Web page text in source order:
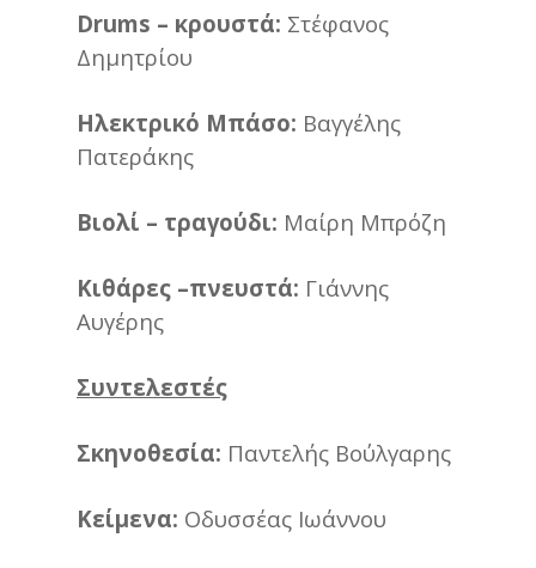
Drums – κρουστά: Στέφανος
Δημητρίου
Ηλεκτρικό Μπάσο: Βαγγέλης
Πατεράκης
Βιολί – τραγούδι: Μαίρη Μπρόζη
Κιθάρες –πνευστά: Γιάννης
Αυγέρης
Συντελεστές
Σκηνοθεσία: Παντελής Βούλγαρης
Κείμενα: Οδυσσέας Ιωάννου